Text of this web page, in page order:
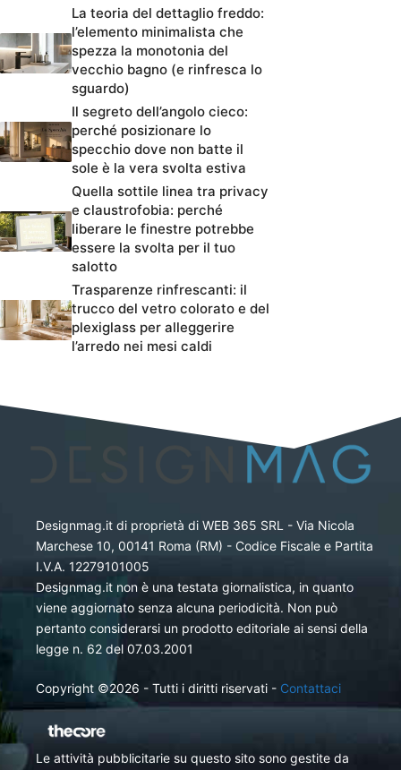
La teoria del dettaglio freddo:
l’elemento minimalista che
spezza la monotonia del
vecchio bagno (e rinfresca lo
sguardo)
Il segreto dell’angolo cieco:
perché posizionare lo
specchio dove non batte il
sole è la vera svolta estiva
Quella sottile linea tra privacy
e claustrofobia: perché
liberare le finestre potrebbe
essere la svolta per il tuo
salotto
Trasparenze rinfrescanti: il
trucco del vetro colorato e del
plexiglass per alleggerire
l’arredo nei mesi caldi
Designmag.it di proprietà di WEB 365 SRL - Via Nicola
Marchese 10, 00141 Roma (RM) - Codice Fiscale e Partita
I.V.A. 12279101005
Designmag.it non è una testata giornalistica, in quanto
viene aggiornato senza alcuna periodicità. Non può
pertanto considerarsi un prodotto editoriale ai sensi della
legge n. 62 del 07.03.2001
Copyright ©2026 - Tutti i diritti riservati - Contattaci
Le attività pubblicitarie su questo sito sono gestite da